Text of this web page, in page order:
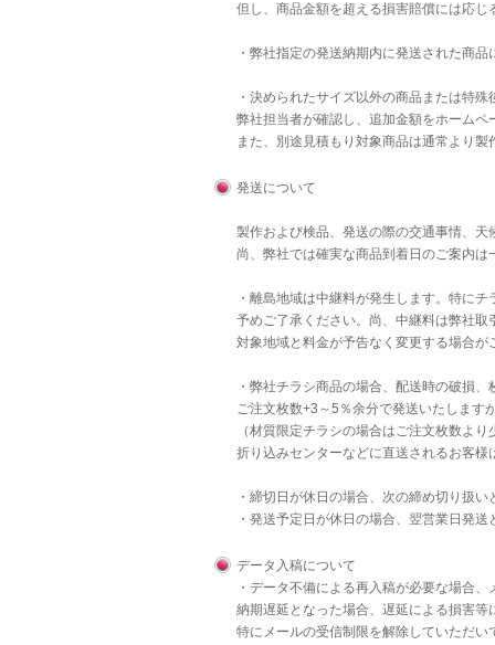
但し、商品金額を超える損害賠償には応
・弊社指定の発送納期内に発送された商
・決められたサイズ以外の商品または特
弊社担当者が確認し、追加金額をホーム
また、別途見積もり対象商品は通常より
発送について
製作および検品、発送の際の交通事情、
尚、弊社では確実な商品到着日のご案内
・離島地域は中継料が発生します。特に
予めご了承ください。尚、中継料は弊社
対象地域と料金が予告なく変更する場合が
・弊社チラシ商品の場合、配送時の破損
ご注文枚数+3～5％余分で発送いたします
（材質限定チラシの場合はご注文枚数よ
折り込みセンターなどに直送されるお客
・締切日が休日の場合、次の締め切り扱
・発送予定日が休日の場合、翌営業日発
データ入稿について
・データ不備による再入稿が必要な場合
納期遅延となった場合、遅延による損害
特にメールの受信制限を解除していただ